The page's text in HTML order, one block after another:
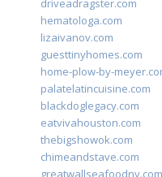
driveadragster.com
hematologa.com
lizaivanov.com
guesttinyhomes.com
home-plow-by-
palatelatincuisine.com
blackdoglegacy.com
eatvivahouston.com
thebigshowok.com
chimeandstave.com
greatwallseafoodny.com